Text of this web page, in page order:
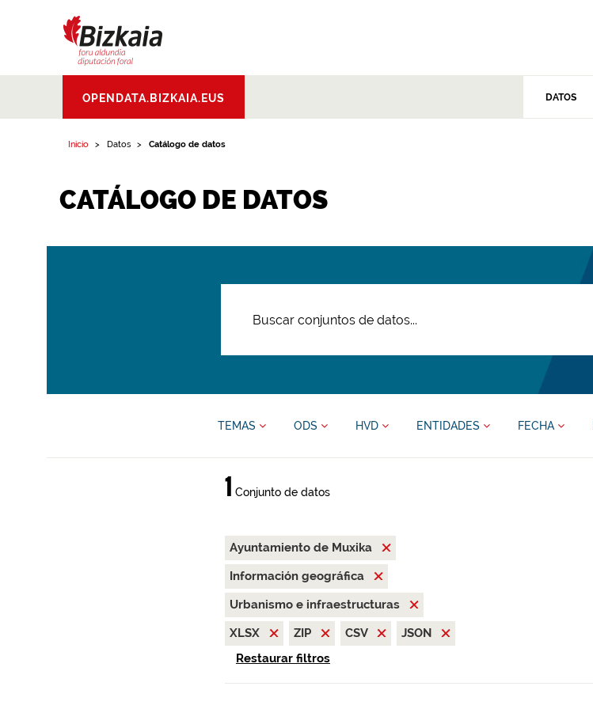
Aldundia.Diputacion
Foral de Bizkaia
OPENDATA.BIZKAIA.EUS DATOS
Inicio Datos Catálogo de datos
CATÁLOGO DE DATOS
TEMAS ODS HVD ENTIDADES FECHA
1 Conjunto de datos
Ayuntamiento de Muxika
Información geográfica
Urbanismo e infraestructuras
XLSX
ZIP CSV
JSON
Restaurar filtros